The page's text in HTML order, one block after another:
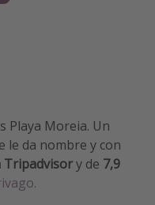
Playa Moreia. Un
le da nombre y con
Tripadvisory de 7,9